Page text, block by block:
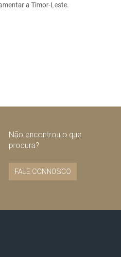
a Timor-Leste.
Não encontrou o que
procura?
FALE CONNOSCO